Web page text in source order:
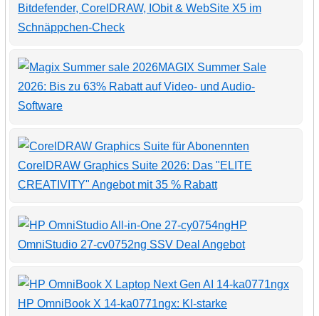
Bitdefender, CorelDRAW, IObit & WebSite X5 im
Schnäppchen-Check
MAGIX Summer Sale
2026: Bis zu 63% Rabatt auf Video- und Audio-
Software
CorelDRAW Graphics Suite 2026: Das "ELITE
CREATIVITY" Angebot mit 35 % Rabatt
HP
OmniStudio 27-cv0752ng SSV Deal Angebot
HP OmniBook X 14-ka0771ngx: KI-starke